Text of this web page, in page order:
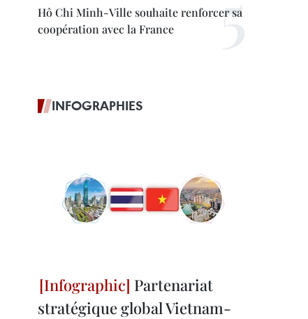
Hô Chi Minh-Ville souhaite renforcer sa
coopération avec la France
INFOGRAPHIES
Partenariat
stratégique global Vietnam-